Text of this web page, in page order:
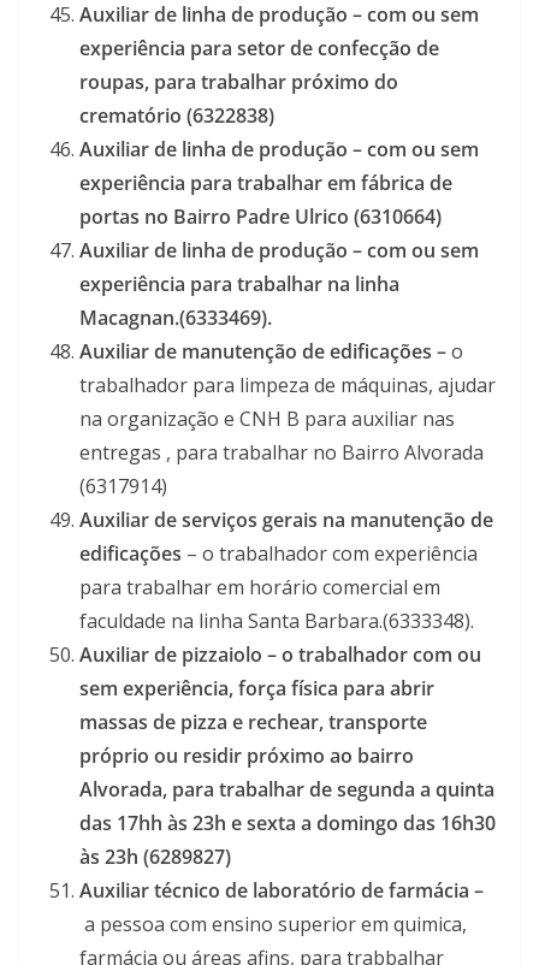
Auxiliar de linha de produção –com ou sem
experiência para setor de confecção de
roupas, para trabalhar próximo do
crematório (6322838)
Auxiliar de linha de produção – com ou sem
experiência para trabalhar em fábrica de
portas no Bairro Padre Ulrico (6310664)
Auxiliar de linha de produção – com ou sem
experiência para trabalhar na linha
Macagnan.(6333469).
Auxiliar de manutenção de edificações –o
trabalhador para limpeza de máquinas, ajudar
na organização e CNH B para auxiliar nas
entregas , para trabalhar no Bairro Alvorada
(6317914)
Auxiliar de serviços gerais na manutenção de
edificações – o trabalhador com experiência
para trabalhar em horário comercial em
faculdade na linha Santa Barbara.(6333348).
Auxiliar de pizzaiolo – o trabalhador com ou
sem experiência, força física para abrir
massas de pizza e rechear, transporte
próprio ou residir próximo ao bairro
Alvorada, para trabalhar de segunda a quinta
das 17hh às 23h e sexta a domingo das 16h30
às 23h (6289827)
Auxiliar técnico de laboratório de farmácia –
a pessoa com ensino superior em quimica,
farmácia ou áreas afins, para trabbalhar